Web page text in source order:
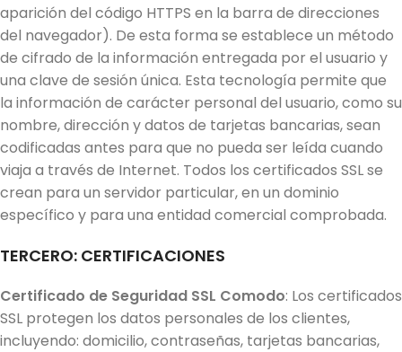
aparición del código HTTPS en la barra de direcciones
del navegador). De esta forma se establece un método
de cifrado de la información entregada por el usuario y
una clave de sesión única. Esta tecnología permite que
la información de carácter personal del usuario, como su
nombre, dirección y datos de tarjetas bancarias, sean
codificadas antes para que no pueda ser leída cuando
viaja a través de Internet. Todos los certificados SSL se
crean para un servidor particular, en un dominio
específico y para una entidad comercial comprobada.
TERCERO: CERTIFICACIONES
Certificado de Seguridad SSL Comodo: Los certificados
SSL protegen los datos personales de los clientes,
incluyendo: domicilio, contraseñas, tarjetas bancarias,